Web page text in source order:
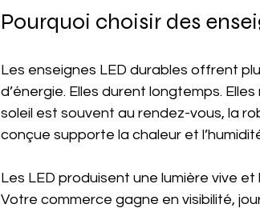
Pourquoi choisir des
Les enseignes LED durables offrent
d’énergie. Elles durent longtemps.
soleil est souvent au rendez-vous, la
conçue supporte la chaleur et
Les LED produisent une lumière vive
Votre commerce gagne en visibilité,